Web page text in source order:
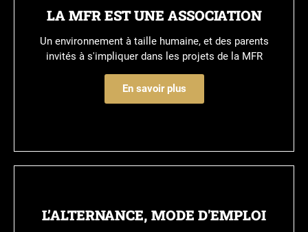
LA MFR EST UNE ASSOCIATION
Un environnement à taille humaine, et des parents
invités à s'impliquer dans les projets de la MFR
En savoir plus
L’ALTERNANCE, MODE D'EMPLOI